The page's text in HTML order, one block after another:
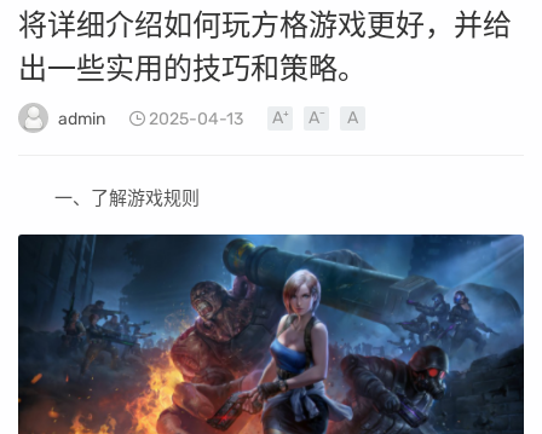
将详细介绍如何玩方格游戏更好，并给
出一些实用的技巧和策略。
admin 2025-04-13
一、了解游戏规则